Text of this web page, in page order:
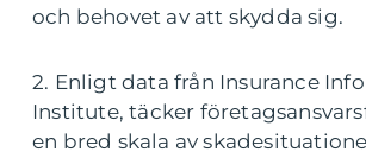
och behovet av att skydda sig.
2. Enligt data från Insurance
Institute, täcker
en bred skala av